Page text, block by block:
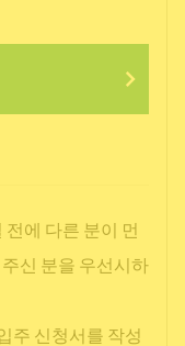
에 다른 분이 먼
신 분을 우선시하
주 신청서를 작성